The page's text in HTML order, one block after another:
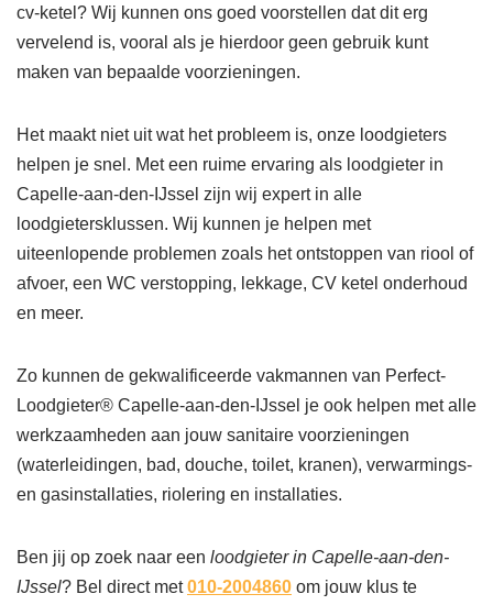
cv-ketel? Wij kunnen ons goed voorstellen dat dit erg
vervelend is, vooral als je hierdoor geen gebruik kunt
maken van bepaalde voorzieningen.
Het maakt niet uit wat het probleem is, onze loodgieters
helpen je snel. Met een ruime ervaring als loodgieter in
Capelle-aan-den-IJssel zijn wij expert in alle
loodgietersklussen. Wij kunnen je helpen met
uiteenlopende problemen zoals het ontstoppen van riool of
afvoer, een WC verstopping, lekkage, CV ketel onderhoud
en meer.
Zo kunnen de gekwalificeerde vakmannen van Perfect-
Loodgieter® Capelle-aan-den-IJssel je ook helpen met alle
werkzaamheden aan jouw sanitaire voorzieningen
(waterleidingen, bad, douche, toilet, kranen), verwarmings-
en gasinstallaties, riolering en installaties.
Ben jij op zoek naar een loodgieter in Capelle-aan-den-
IJssel? Bel direct met010-2004860 om jouw klus te